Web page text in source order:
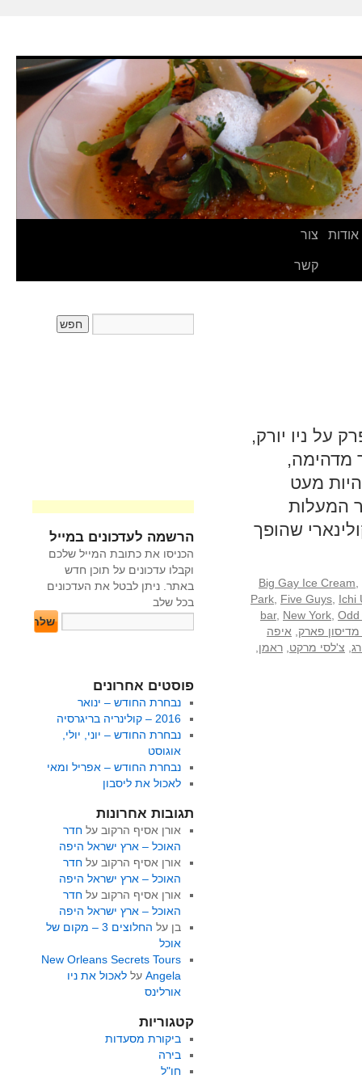
אודות צור
קשר
על ניו יורק,
מדהימה,
מעט
המעלות
שהופך
Big Gay Ice Cream
Park Five Guys Ichi
bar, New York Odd
מדיסון פארק
איפה
צ'לסי מרקט ראמן
הרשמה לעדכונים במייל
הכניסו את כתובת המייל שלכם
וקבלו עדכונים על תוכן חדש
באתר. ניתן לבטל את העדכונים
בכל שלב
פוסטים אחרונים
נבחרת החודש – ינואר
2016 – קולינריה בריגרסיה
נבחרת החודש – יוני, יולי,
אוגוסט
נבחרת החודש – אפריל ומאי
לאכול את ליסבון
תגובות אחרונות
אורן אסיף הרקוב על חדר
האוכל – ארץ ישראל היפה
אורן אסיף הרקוב על חדר
האוכל – ארץ ישראל היפה
אורן אסיף הרקוב על חדר
האוכל – ארץ ישראל היפה
בן על
החלוצים 3 – מקום של
אוכל
New Orleans Secrets Tours
Angelaעל לאכול את ניו
אורלינס
קטגוריות
ביקורת מסעדות
בירה
חו"ל